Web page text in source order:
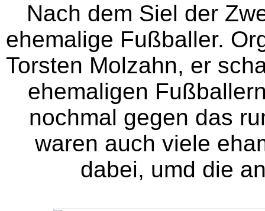
Nach dem Siel der
ehemalige Fußballer.
Torsten Molzahn, er
ehemaligen
nochmal gegen das
waren auch viele
dabei, umd die